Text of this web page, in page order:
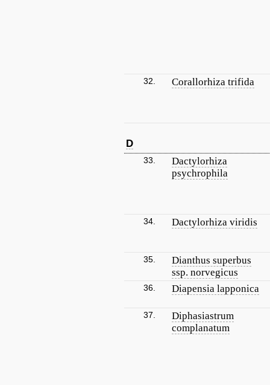
32. Corallorhiza trifida
D
33.
Dactylorhiza
psychrophila
34. Dactylorhiza viridis
35.
Dianthus superbus
ssp. norvegicus
36. Diapensia lapponica
37.
Diphasiastrum
complanatum